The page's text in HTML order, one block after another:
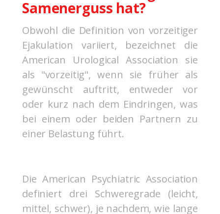
Samenerguss hat?
Obwohl die Definition von vorzeitiger
Ejakulation variiert, bezeichnet die
American Urological Association sie
als "vorzeitig", wenn sie früher als
gewünscht auftritt, entweder vor
oder kurz nach dem Eindringen, was
bei einem oder beiden Partnern zu
einer Belastung führt.
Die American Psychiatric Association
definiert drei Schweregrade (leicht,
mittel, schwer), je nachdem, wie lange